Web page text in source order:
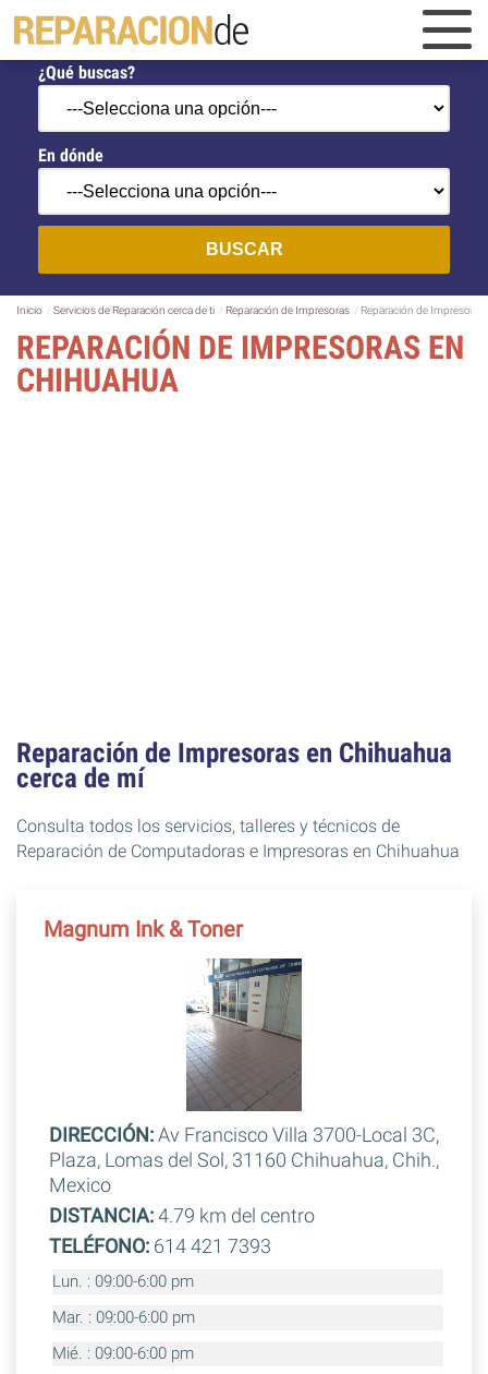
¿Qué buscas?
En dónde
BUSCAR
Inicio Servicios de Reparación cerca de ti Reparación de Impresoras Reparación de Impresoras
REPARACIÓN DE IMPRESORAS EN
CHIHUAHUA
Reparación de Impresoras en Chihuahua
cerca de mí
Consulta todos los servicios, talleres y técnicos de
Reparación de Computadoras e Impresoras en Chihuahua
Magnum Ink & Toner
DIRECCIÓN:Av Francisco Villa 3700-Local 3C,
Plaza, Lomas del Sol, 31160 Chihuahua, Chih.,
Mexico
DISTANCIA:4.79 km del centro
TELÉFONO:614 421 7393
Lun. : 09:00-6:00 pm
Mar. : 09:00-6:00 pm
Mié. : 09:00-6:00 pm